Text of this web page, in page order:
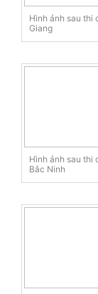
Hình ảnh sau thi
Giang
Hình ảnh sau thi
Bắc Ninh